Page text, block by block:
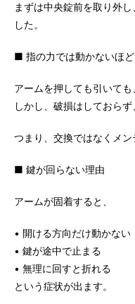
まずは中央錠前を取り外
した。
■ 指の力では動かないほ
アームを押しても引いても
しかし、破損はしておらず
つまり、交換ではなくメン
■ 鍵が回らない理由
アームが固着すると、
• 開ける方向だけ動かない
• 鍵が途中で止まる
• 無理に回すと折れる
という症状が出ます。